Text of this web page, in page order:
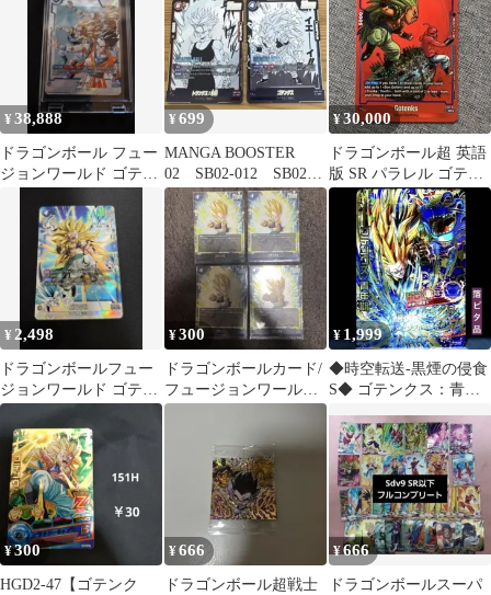
¥38,888
ドラゴンボール フュー
ジョンワールド ゴテン
¥699
MANGA BOOSTER
02 SB02-012 SB02-
022 SR
¥30,000
ドラゴンボール超 英語
版 SR パラレル ゴテン
クス FS02-03
¥2,498
ドラゴンボールフュー
ジョンワールド ゴテン
クス SR FB04-033
¥300
ドラゴンボールカード/
フュージョンワール
ド/FS02-03/ゴテンク
¥ 1,999
◆時空転送-黒煙の侵食
S◆ ゴテンクス：青年
50
¥300
HGD2-47【ゴテンク
¥666
ドラゴンボール超戦士
¥666
ドラゴンボールスーパ